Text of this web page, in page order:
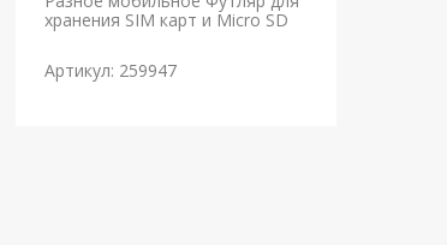
хранения SIM карт и Micro SD
Артикул: 259947